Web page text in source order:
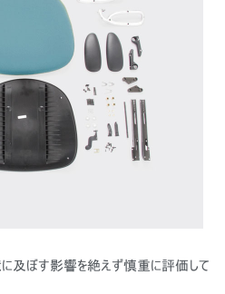
及ぼす影響を絶えず慎重に評価して